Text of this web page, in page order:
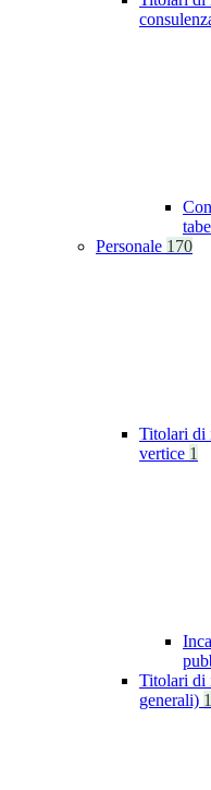
Personale 170
Titolari di
vertice 1
Titolari di
generali)